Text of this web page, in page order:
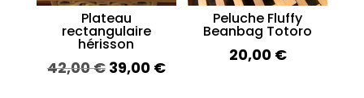
Plateau
rectangulaire
hérisson
42,00€ Le
39,00 €Le
Peluche Fluffy
Beanbag Totoro
20,00 €